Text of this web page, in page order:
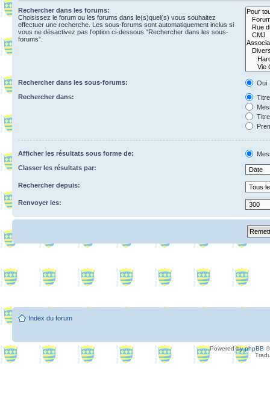
Rechercher dans les forums:
Choisissez le forum ou les forums dans le(s)quel(s) vous souhaitez
effectuer une recherche. Les sous-forums sont automatiquement inclus si
vous ne désactivez pas l’option ci-dessous “Rechercher dans les sous-
forums”.
Rechercher dans les sous-forums:
Oui
Rechercher dans:
Afficher les résultats sous forme de:
Classer les résultats par:
Rechercher depuis:
Renvoyer les:
Index du forum
Powered byphpBB